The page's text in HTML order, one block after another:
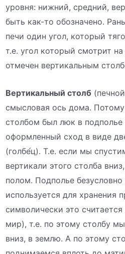
уровня: нижний, средний,
быть как-то обозначено.
печи один угол, который
т.е. угол который смотрит
отмечен вертикальным
Вертикальный столб
смысловая ось дома.
столбом был люк в
оформленный сход в виде
(голбе́ц). Т.е. если мы
вертикали этого столба
полом. Подполье
используется для хранения
символически это
мир), т.е. по этому столбу
вниз, в землю. А по этому